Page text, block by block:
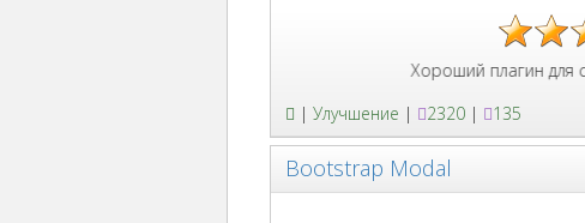
Хороший плагин для
| Улучшение | 2320 | 135
Bootstrap Modal